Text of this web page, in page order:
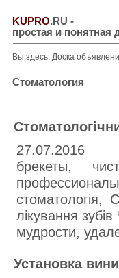
KUPRO.RU -
простая и понятная
Вы здесь: Доска
Стоматология
27.07.2016
брекеты,
стоматологія,
лікування
мудрости,
Установка